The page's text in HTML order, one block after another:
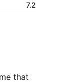
7.2
that